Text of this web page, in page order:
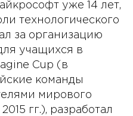
уже 14 лет,
технологического
за организацию
учащихся в
Cup (в
команды
мирового
гг.), разработал